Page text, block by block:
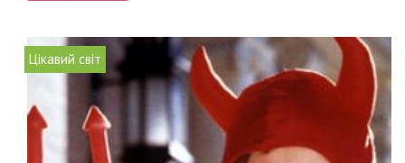
Цікавий світ